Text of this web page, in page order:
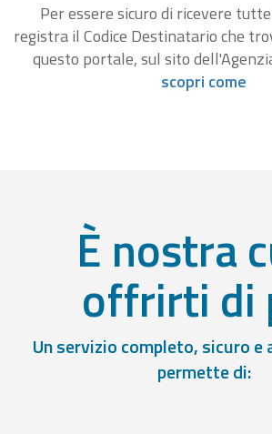
Per essere sicuro di ricevere
registra il Codice Destinatario che
questo portale, sul sito
scopri come
È nostra
offrirti di
Un servizio completo, sicuro e
permette di: